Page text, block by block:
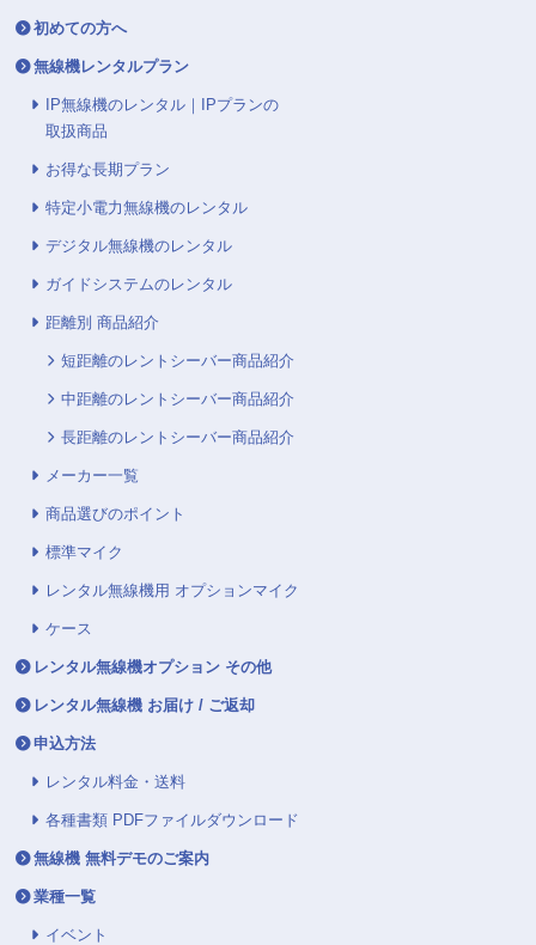
初めての方へ
無線機レンタルプラン
IP無線機のレンタル｜IPプランの
取扱商品
お得な長期プラン
特定小電力無線機のレンタル
デジタル無線機のレンタル
ガイドシステムのレンタル
距離別 商品紹介
短距離のレントシーバー商品紹介
中距離のレントシーバー商品紹介
長距離のレントシーバー商品紹介
メーカー一覧
商品選びのポイント
標準マイク
レンタル無線機用 オプションマイク
ケース
レンタル無線機オプション その他
レンタル無線機 お届け / ご返却
申込方法
レンタル料金・送料
各種書類 PDFファイルダウンロード
無線機 無料デモのご案内
業種一覧
イベント